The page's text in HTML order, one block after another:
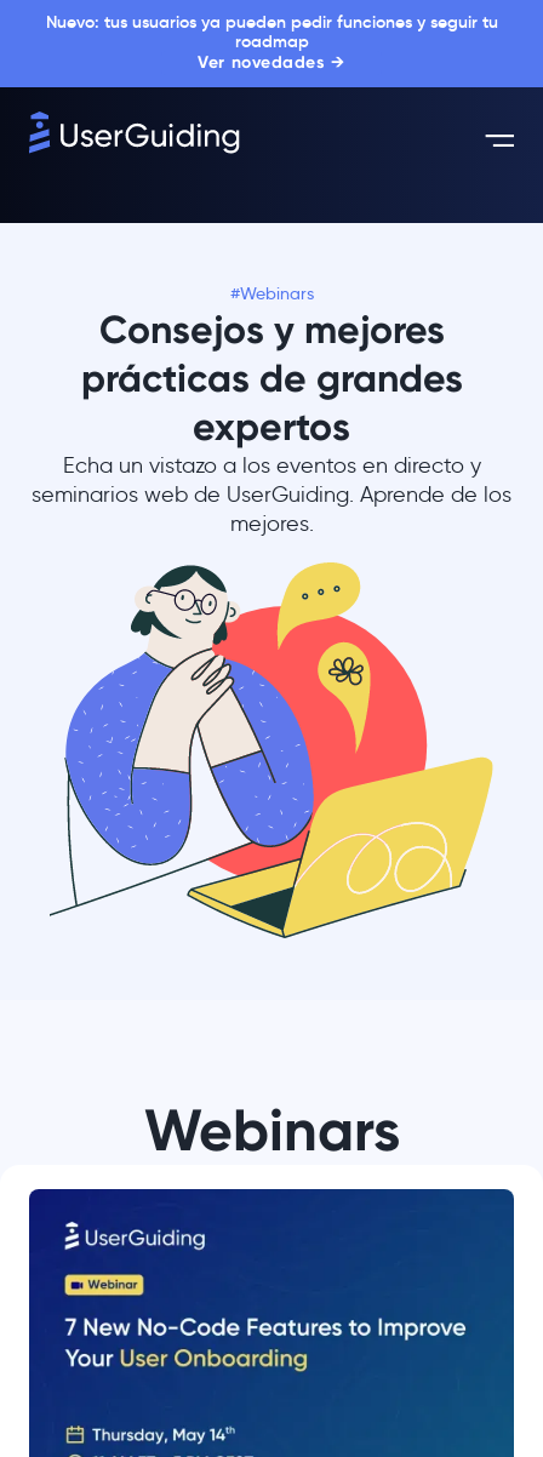
Nuevo: tus usuarios ya pueden pedir funciones y seguir tu
roadmap
Ver novedades →
#Webinars
Consejos y mejores
prácticas de grandes
expertos
Echa un vistazo a los eventos en directo y
seminarios web de UserGuiding. Aprende de los
mejores.
Webinars